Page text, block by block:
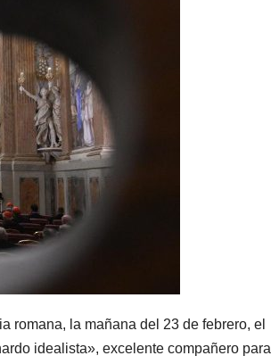
romana, la mañana del 23 de febrero, el
idealista», excelente compañero para